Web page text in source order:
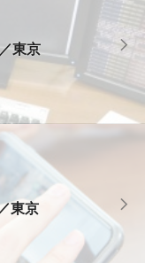
東京
東京